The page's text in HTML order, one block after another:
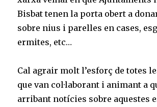
Bisbat tenen la porta obert a
sobre nius i parelles en cases,
ermites, etc…
Cal agrair molt l’esforç de totes
que van col·laborant i animant a
arribant notícies sobre aquestes